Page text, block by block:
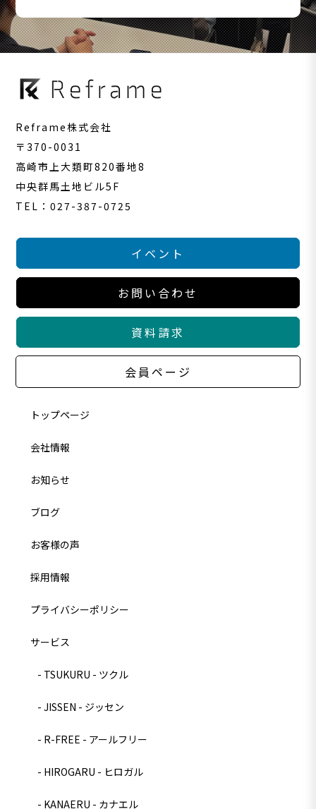
Reframe株式会社
〒370-0031
高崎市上大類町820番地8
中央群馬土地ビル5F
TEL：027-387-0725
イベント
お問い合わせ
資料請求
会員ページ
トップページ
会社情報
お知らせ
ブログ
お客様の声
採用情報
プライバシーポリシー
サービス
TSUKURU - ツクル
JISSEN - ジッセン
R-FREE - アールフリー
HIROGARU - ヒロガル
KANAERU - カナエル